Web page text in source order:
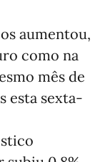
aumentou,
como na
mês de
esta sexta-